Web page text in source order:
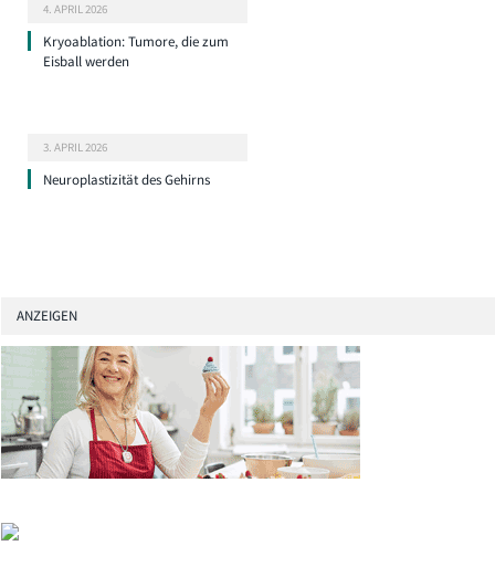
4. APRIL 2026
Kryoablation: Tumore, die zum
Eisball werden
3. APRIL 2026
Neuroplastizität des Gehirns
ANZEIGEN